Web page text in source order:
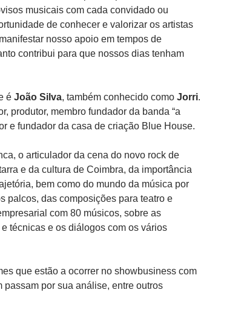
musicais com cada convidado ou
de conhecer e valorizar os artistas
nosso apoio em tempos de
contribui para que nossos dias tenham
é João Silva, também conhecido como Jorri.
produtor, membro fundador da banda “a
e fundador da casa de criação Blue House.
o articulador da cena do novo rock de
e da cultura de Coimbra, da importância
bem como do mundo da música por
palcos, das composições para teatro e
com 80 músicos, sobre as
técnicas e os diálogos com os vários
que estão a ocorrer no showbusiness com
passam por sua análise, entre outros